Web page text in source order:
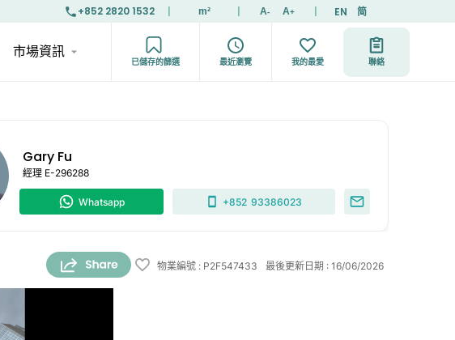
+852 2820 1532 m² A- A+ EN 简
市場資訊
已儲存的篩選 最近瀏覽 我的最愛 聯絡
Gary Fu
經理 E-296288
Whatsapp +852 93386023
物業編號 : P2F547433 最後更新日期 : 16/06/2026